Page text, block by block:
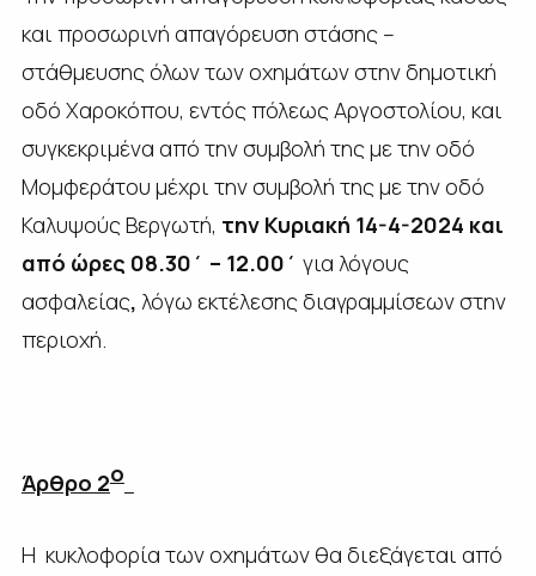
και προσωρινή απαγόρευση στάσης –
στάθμευσης όλων των οχημάτων στην δημοτική
οδό Χαροκόπου, εντός πόλεως Αργοστολίου, και
συγκεκριμένα από την συμβολή της με την οδό
Μομφεράτου μέχρι την συμβολή της με την οδό
Καλυψούς Βεργωτή, την Κυριακή 14-4-2024 και
από ώρες 08.30΄ – 12.00΄ για λόγους
ασφαλείας, λόγω εκτέλεσης διαγραμμίσεων στην
περιοχή.
Άρθρο 2ο
Η κυκλοφορία των οχημάτων θα διεξάγεται από